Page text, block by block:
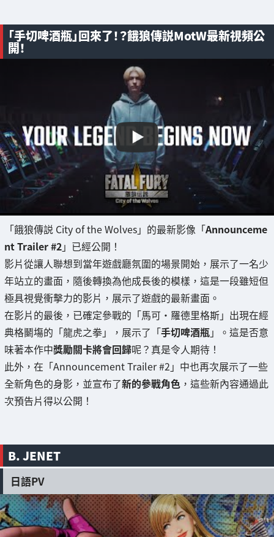
「手切啤酒瓶」回來了！？餓狼傳説MotW最新視頻公
開！
「餓狼傳説 City of the Wolves」的最新影像「Announceme
nt Trailer #2」已經公開！
影片從讓人聯想到當年遊戲廳氛圍的場景開始，展示了一名少
年站立的畫面，隨後轉換為他成長後的模樣，這是一段雖短但
極具視覺衝擊力的影片，展示了遊戲的最新畫面。
在影片的最後，已確定參戰的「馬可·羅德里格斯」出現在經
典格鬭塲的「龍虎之拳」，展示了「手切啤酒瓶」。這是否意
味著本作中獎勵關卡將會回歸呢？真是令人期待！
此外，在「Announcement Trailer #2」中也再次展示了一些
全新角色的身影，並宣布了新的參戰角色 ，這些新內容通過此
次預告片得以公開！
B. JENET
日語PV